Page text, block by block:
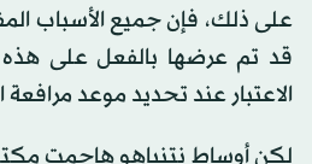
على ذلك، فإن جميع الأسباب
قد تم عرضها بالفعل على
الاعتبار عند تحديد موعد مرافعة
لكن أوساط نتنياهو هاجمت